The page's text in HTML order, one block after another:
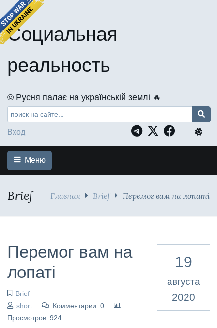
Социальная
реальность
©️ Русня палає на українській землі 🔥
Вход
Меню
Brief Главная Brief Перемог вам на лопаті
Перемог вам на
лопаті
Brief
short
Комментарии: 0
Просмотров: 924
19
августа
2020